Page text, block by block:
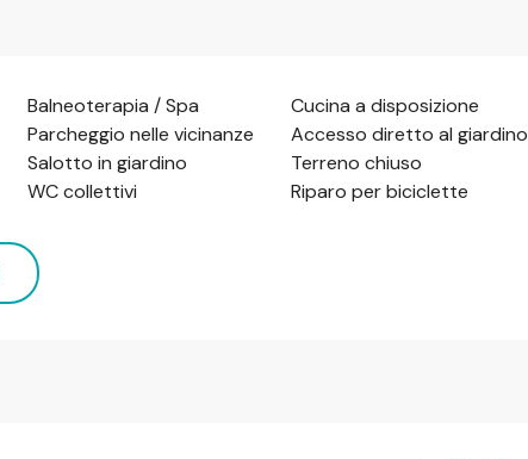
Balneoterapia / Spa
Cucina a disposizione
Parcheggio nelle vicinanze
Accesso diretto al giardino
Salotto in giardino
Terreno chiuso
WC collettivi Riparo per biciclette